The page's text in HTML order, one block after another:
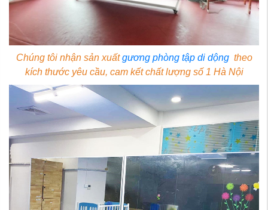
Chúng tôi nhận sản xuấtgương phòng tập di dộng theo
kích thước yêu cầu, cam kết chất lượng số 1 Hà Nội